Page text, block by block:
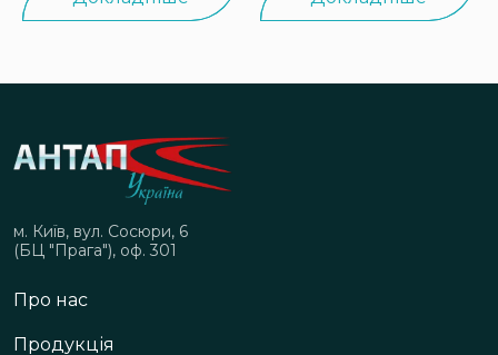
м. Київ, вул. Сосюри, 6
(БЦ "Прага"), оф. 301
Про нас
Продукція